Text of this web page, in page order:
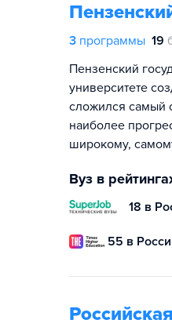
3 программы 19
Пензенский
университете
сложился самый
наиболее
широкому,
Вуз в
18 в
55 в